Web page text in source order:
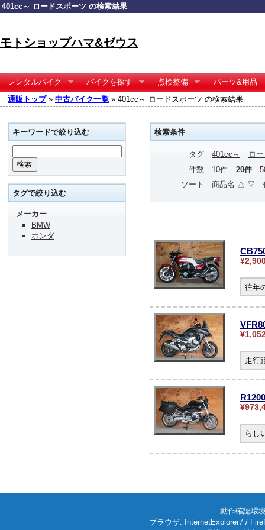
401cc～ ロードスポーツ の検索結果
モトショップハマ&ゼウス
レンタルバイク バイクを探す 点検整備
パーツ&用品
通販トップ» 中古バイク一覧 » 401cc～ ロードスポーツ の検索結果
検索条件
タグ 401cc～
ロ
件数
10件 20件
ソート
商品名 △ ▽
往年
走行
らし
キーワードで絞り込む
タグで絞り込む
メーカー
BMW
ホンダ
動作確認環
ブラウザ: InternetExplorer7 /